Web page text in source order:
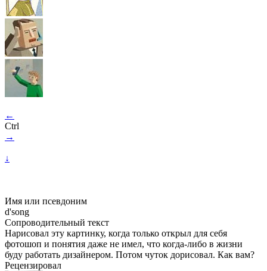
←
Ctrl
→
↓
Имя или псевдоним
d'song
Сопроводительный текст
Нарисовал эту картинку, когда только открыл для себя
фотошоп и понятия даже не имел, что когда-либо в жизни
буду работать дизайнером. Потом чуток дорисовал. Как вам?
Рецензировал